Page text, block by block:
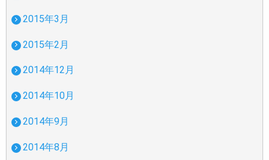
2015年3月
2015年2月
2014年12月
2014年10月
2014年9月
2014年8月